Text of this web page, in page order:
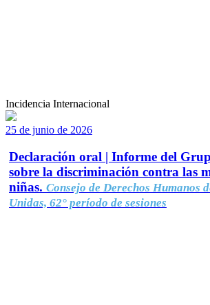
Incidencia Internacional
25 de junio de 2026
Declaración oral | Informe del
sobre la discriminación contra las
niñas. Consejo de Derechos Humanos
Unidas, 62° período de sesiones